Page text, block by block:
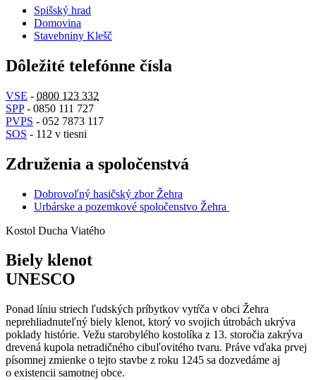
Spišský hrad
Domovina
Stavebniny Klešč
Dôležité telefónne čísla
VSE - 0800 123 332
SPP- 0850 111 727
PVPS - 052 7873 117
SOS - 112 v tiesni
Združenia a spoločenstvá
Dobrovoľný hasičský zbor Žehra
Urbárske a pozemkové spoločenstvo Žehra
Kostol Ducha Viatého
Biely klenot
UNESCO
Ponad líniu striech ľudských príbytkov vytŕča v obci Žehra
neprehliadnuteľný biely klenot, ktorý vo svojich útrobách ukrýva
poklady histórie. Vežu starobylého kostolíka z 13. storočia zakrýva
drevená kupola netradičného cibuľovitého tvaru. Práve vďaka prvej
písomnej zmienke o tejto stavbe z roku 1245 sa dozvedáme aj
o existencii samotnej obce.